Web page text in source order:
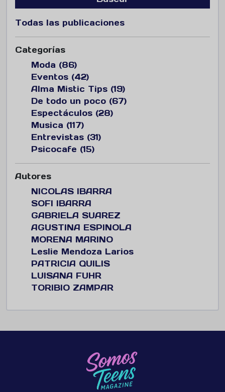
Todas las publicaciones
Categorías
Moda (86)
Eventos (42)
Alma Mistic Tips (19)
De todo un poco (67)
Espectáculos (28)
Musica (117)
Entrevistas (31)
Psicocafe (15)
Autores
NICOLAS IBARRA
SOFI IBARRA
GABRIELA SUAREZ
AGUSTINA ESPINOLA
MORENA MARINO
Leslie Mendoza Larios
PATRICIA QUILIS
LUISANA FUHR
TORIBIO ZAMPAR